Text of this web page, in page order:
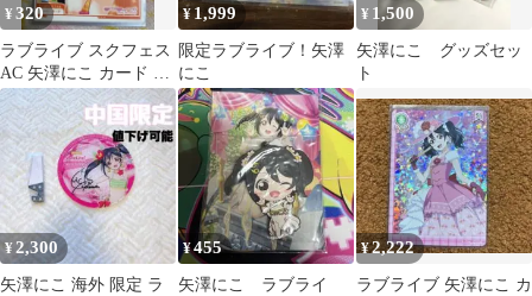
¥320
ラブライブ スクフェス
AC 矢澤にこ カード R
１枚
¥ 1,999
限定ラブライブ！矢澤
にこ
¥ 1,500
矢澤にこ グッズセッ
ト
¥2,300
矢澤にこ 海外 限定 ラ
¥455
矢澤にこ ラブライ
¥2,222
ラブライブ 矢澤にこ カ